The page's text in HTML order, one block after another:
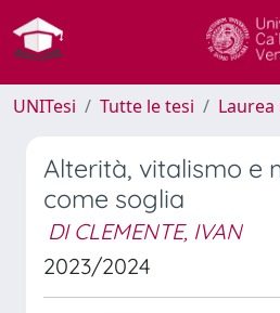
UNITesi Tutte le tesi
Alterità, vitalismo e
come soglia
DI CLEMENTE, IVAN
2023/2024